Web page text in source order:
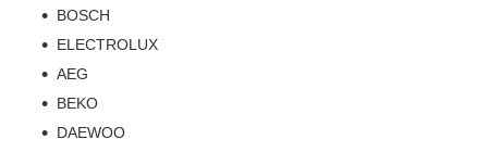
BOSCH
ELECTROLUX
AEG
BEKO
DAEWOO